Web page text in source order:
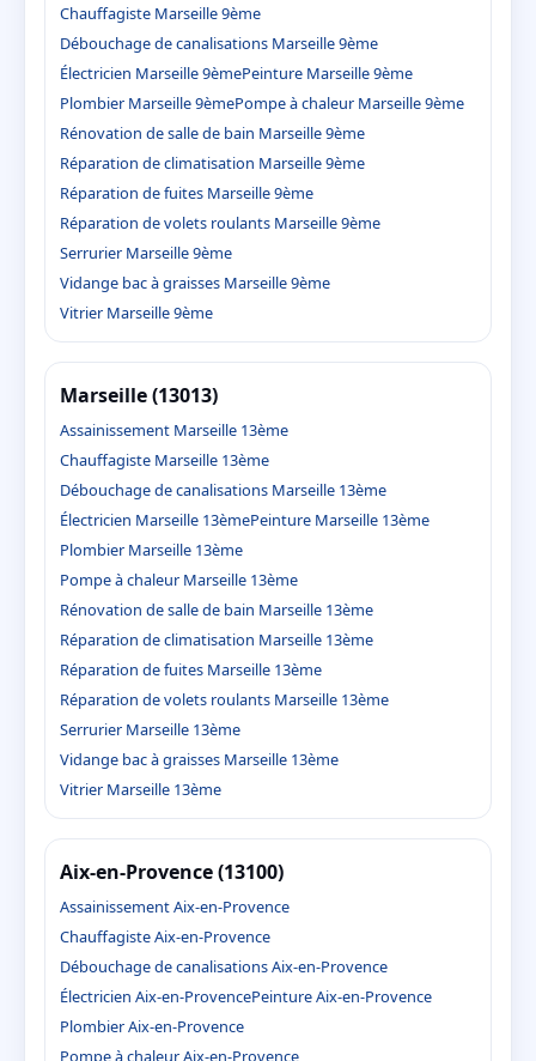
Chauffagiste Marseille 9ème
Débouchage de canalisations Marseille 9ème
Électricien Marseille 9èmePeinture Marseille 9ème
Plombier Marseille 9èmePompe à chaleur Marseille 9ème
Rénovation de salle de bain Marseille 9ème
Réparation de climatisation Marseille 9ème
Réparation de fuites Marseille 9ème
Réparation de volets roulants Marseille 9ème
Serrurier Marseille 9ème
Vidange bac à graisses Marseille 9ème
Vitrier Marseille 9ème
Marseille (13013)
Assainissement Marseille 13ème
Chauffagiste Marseille 13ème
Débouchage de canalisations Marseille 13ème
Électricien Marseille 13èmePeinture Marseille 13ème
Plombier Marseille 13ème
Pompe à chaleur Marseille 13ème
Rénovation de salle de bain Marseille 13ème
Réparation de climatisation Marseille 13ème
Réparation de fuites Marseille 13ème
Réparation de volets roulants Marseille 13ème
Serrurier Marseille 13ème
Vidange bac à graisses Marseille 13ème
Vitrier Marseille 13ème
Aix-en-Provence (13100)
Assainissement Aix-en-Provence
Chauffagiste Aix-en-Provence
Débouchage de canalisations Aix-en-Provence
Électricien Aix-en-ProvencePeinture Aix-en-Provence
Plombier Aix-en-Provence
Pompe à chaleur Aix-en-Provence